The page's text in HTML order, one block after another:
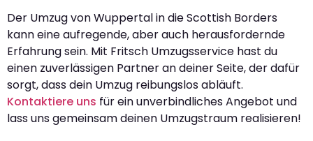
Der Umzug von Wuppertal in die Scottish Borders
kann eine aufregende, aber auch herausfordernde
Erfahrung sein. Mit Fritsch Umzugsservice hast du
einen zuverlässigen Partner an deiner Seite, der dafür
sorgt, dass dein Umzug reibungslos abläuft.
Kontaktiere uns für ein unverbindliches Angebot und
lass uns gemeinsam deinen Umzugstraum realisieren!